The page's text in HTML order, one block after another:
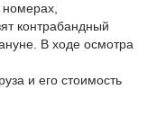
номерах,
контрабандный
В ходе осмотра
и его стоимость